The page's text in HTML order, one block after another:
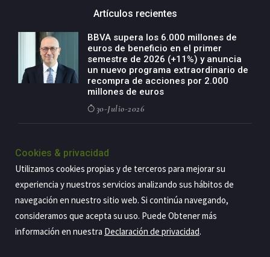
Artículos recientes
BBVA supera los 6.000 millones de
euros de beneficio en el primer
semestre de 2026 (+11%) y anuncia
un nuevo programa extraordinario de
recompra de acciones por 2.000
millones de euros
30-Julio-2026
negocio agro con un modelo global
de especialización presente en siete
países
29-Julio-2026
Cookies & privacidad
Utilizamos cookies propias y de terceros para mejorar su
experiencia y nuestros servicios analizando sus hábitos de
navegación en nuestro sitio web. Si continúa navegando,
consideramos que acepta su uso. Puede Obtener más
información en nuestra Declaración de privacidad.